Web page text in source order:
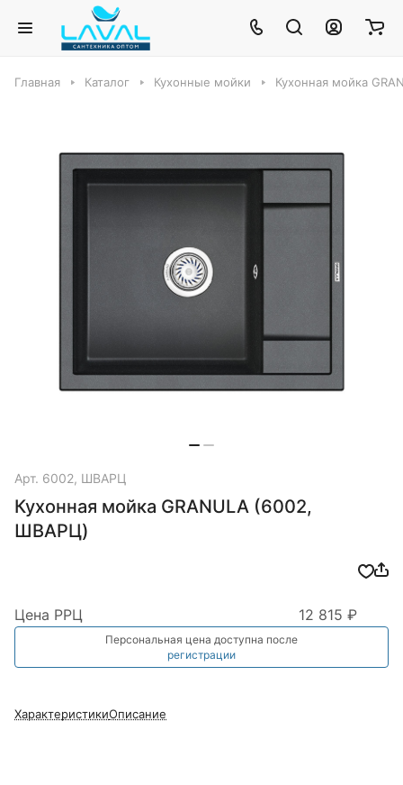
Главная Каталог Кухонные мойки Кухонная мойка
Арт. 6002, ШВАРЦ
Кухонная мойка GRANULA (6002,
ШВАРЦ)
Цена РРЦ 12 815 ₽
Персональная цена доступна после
регистрации
ХарактеристикиОписание